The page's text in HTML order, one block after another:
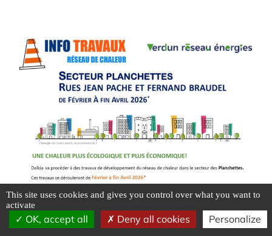
This site uses cookies and gives you control over what you want to
activate
OK, accept all Deny all cookies Personalize